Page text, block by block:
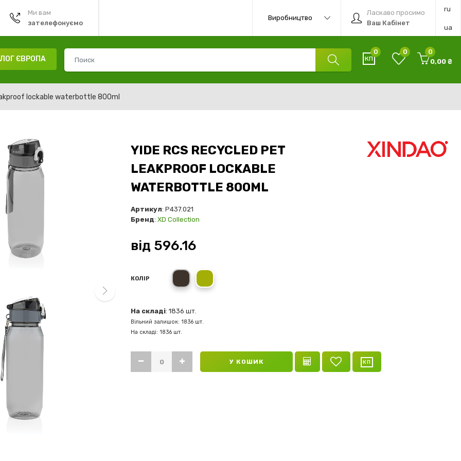
Ми вам
зателефонуємо
ru
ua
Ласкаво просимо
Ваш Кабінет
Виробництво
ЄВРОПА
0 0
0
0,00 ₴
lockable waterbottle 800ml
YIDE RCS RECYCLED PET
LEAKPROOF LOCKABLE
WATERBOTTLE 800ML
Артикул: P437.021
Бренд: XD Collection
від 596.16
КОЛІР
black green
На складі: 1836 шт.
Вільний залишок: 1836 шт.
На складі: 1836 шт.
У КОШИК